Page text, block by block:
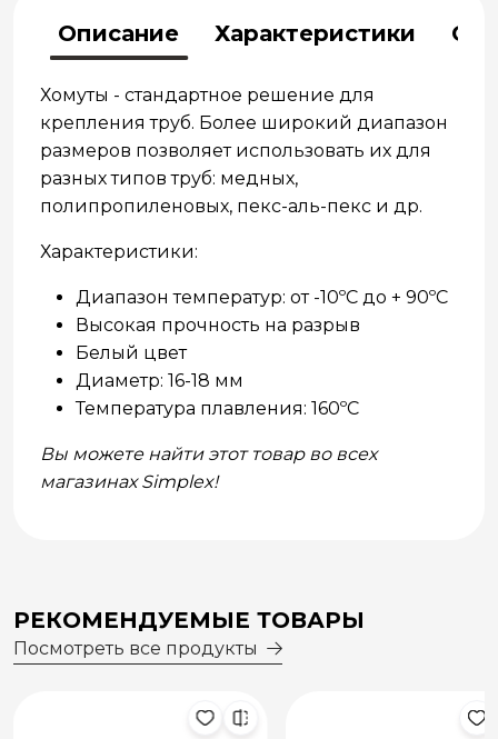
Описание Характеристики
Хомуты - стандартное решение для
крепления труб. Более широкий диапазон
размеров позволяет использовать их для
разных типов труб: медных,
полипропиленовых, пекс-аль-пекс и др.
Характеристики:
Диапазон температур: от -10ºC до + 90ºC
Высокая прочность на разрыв
Белый цвет
Диаметр: 16-18 мм
Температура плавления: 160ºC
Вы можете найти этот товар во всех
магазинах Simplex!
РЕКОМЕНДУЕМЫЕ ТОВАРЫ
Посмотреть все продукты